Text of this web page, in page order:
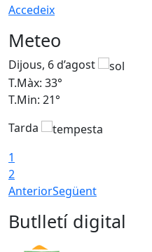
Accedeix
Meteo
Dijous, 6 d’agost
T.Màx: 33°
T.Min: 21°
Tarda
1
2
AnteriorSegüent
Butlletí digital